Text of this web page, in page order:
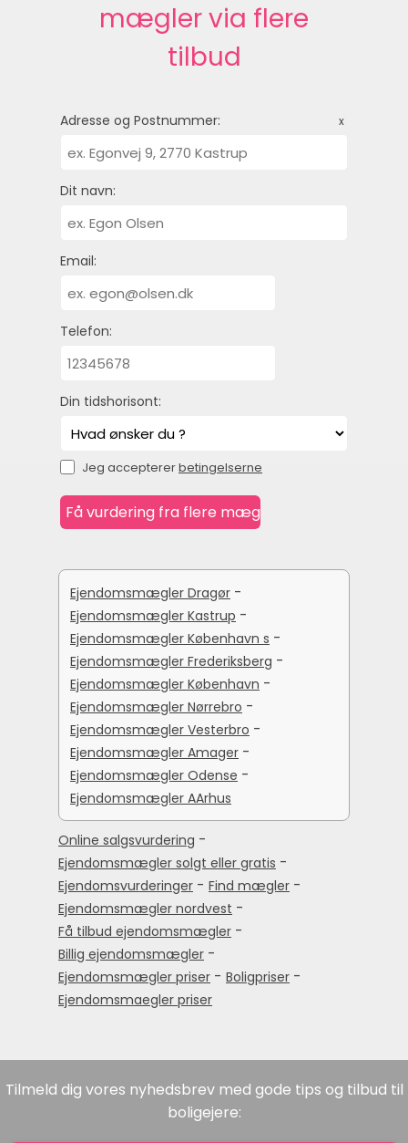
mægler via flere
tilbud
Adresse og Postnummer: x
Dit navn:
Email:
Telefon:
Din tidshorisont:
Jeg acceptererbetingelserne
Ejendomsmægler Dragør -
Ejendomsmægler Kastrup -
Ejendomsmægler København s -
Ejendomsmægler Frederiksberg -
Ejendomsmægler København -
Ejendomsmægler Nørrebro -
Ejendomsmægler Vesterbro -
Ejendomsmægler Amager -
Ejendomsmægler Odense -
Ejendomsmægler AArhus
Online salgsvurdering -
Ejendomsmægler solgt eller gratis -
Ejendomsvurderinger - Find mægler -
Ejendomsmægler nordvest -
Få tilbud ejendomsmægler -
Billig ejendomsmægler -
Ejendomsmægler priser - Boligpriser -
Ejendomsmaegler priser
Tilmeld dig vores nyhedsbrev med gode tips og tilbud til
boligejere: